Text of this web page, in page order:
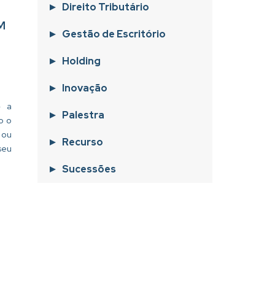
a
o
Direito Tributário
Gestão de Escritório
Holding
Inovação
Palestra
Recurso
Sucessões